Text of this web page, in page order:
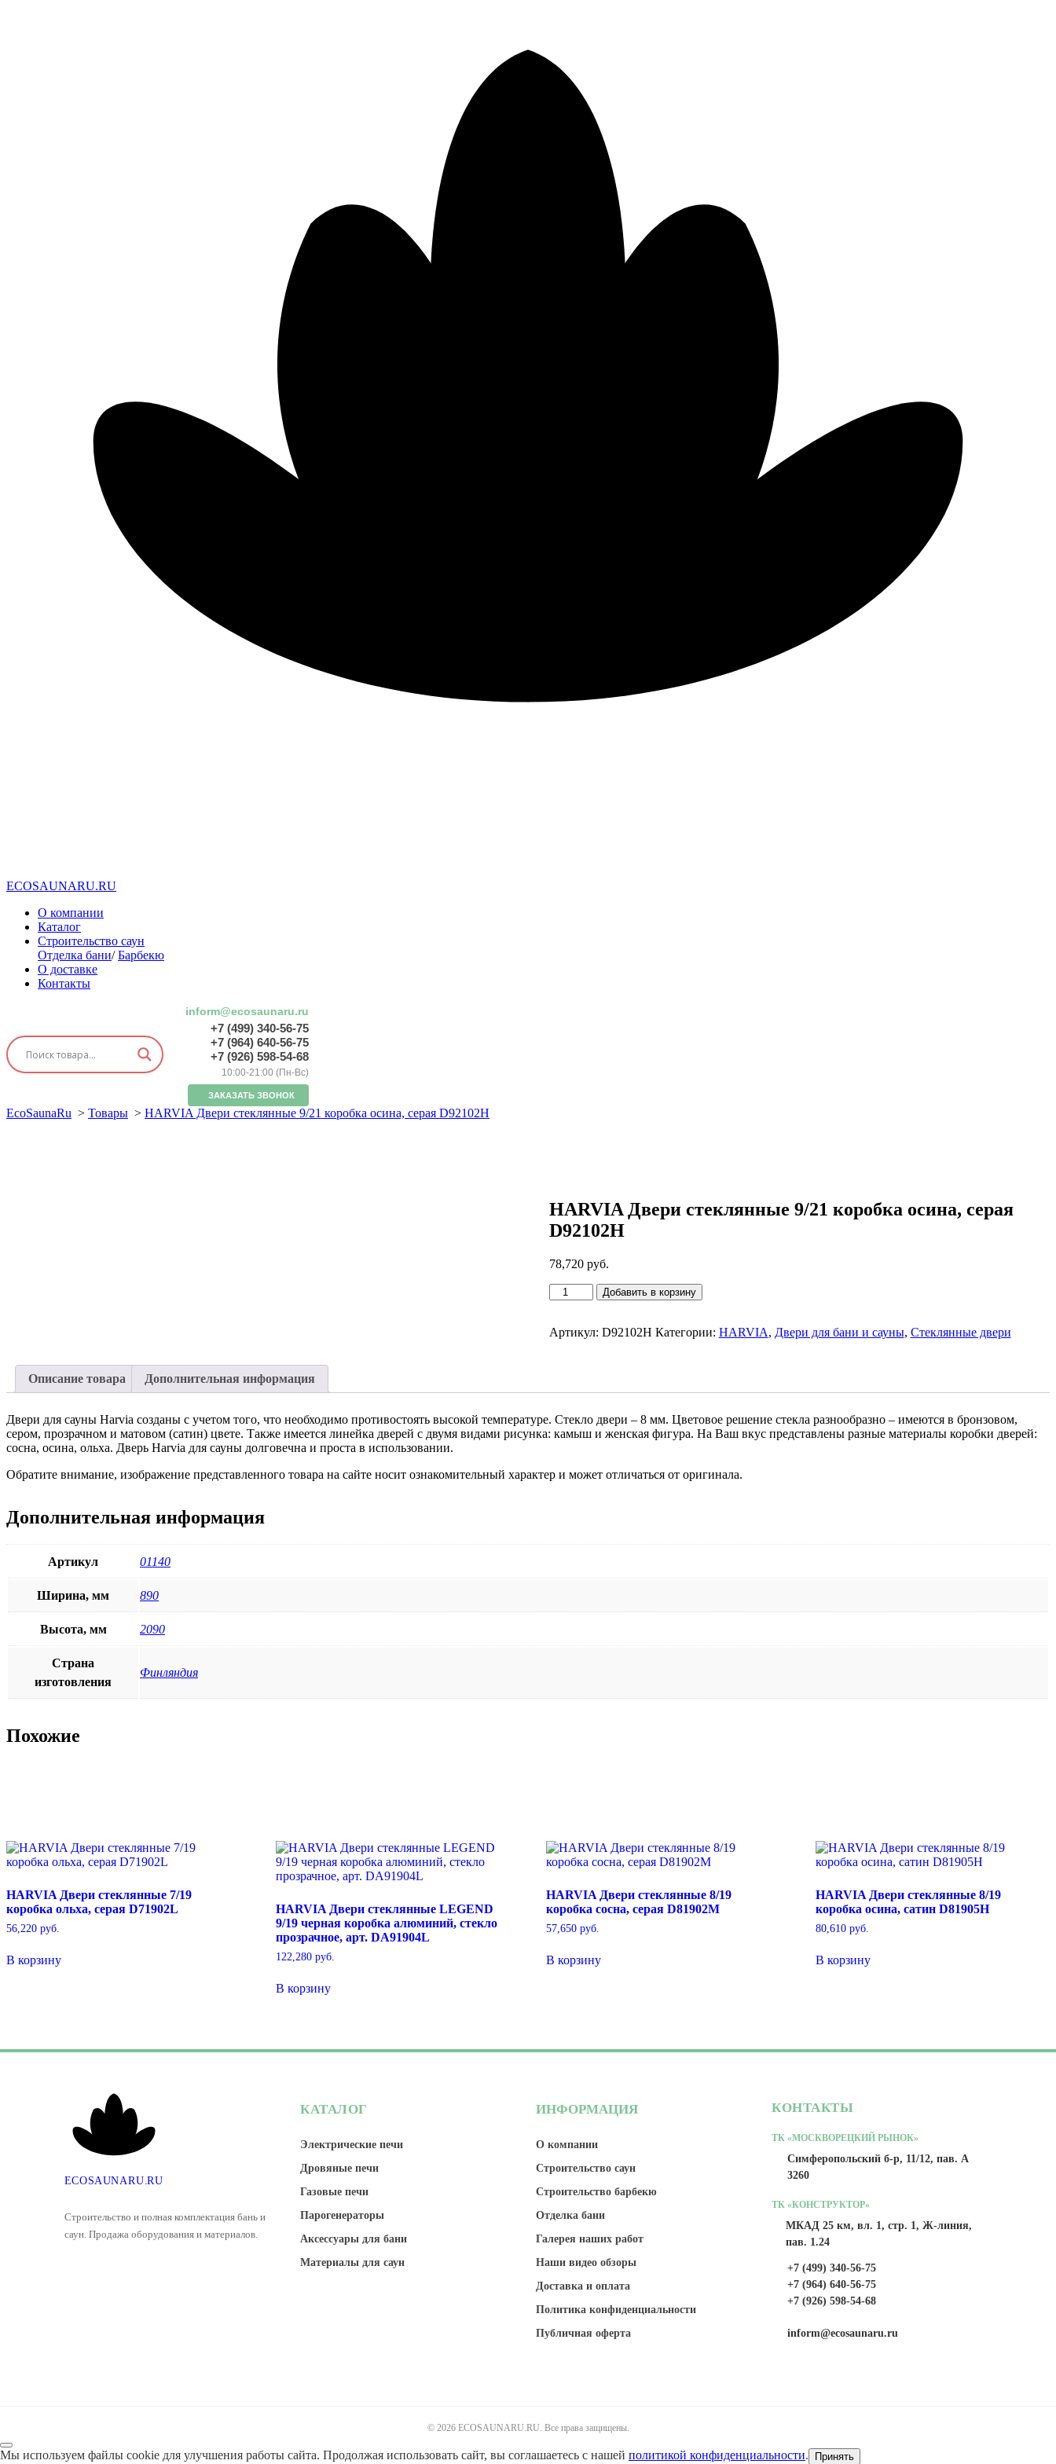
ECOSAUNARU.RU
О компании
Каталог
Строительство саун
Отделка бани/Барбекю
О доставке
Контакты
inform@ecosaunaru.ru
+7 (499) 340-56-75
+7 (964) 640-56-75
+7 (926) 598-54-68
10:00-21:00 (Пн-Вс)
ЗАКАЗАТЬ ЗВОНОК
EcoSaunaRu > Товары > HARVIA Двери стеклянные 9/21 коробка осина, серая D92102H
HARVIA Двери стеклянные 9/21 коробка осина, серая
D92102H
78,720руб.
Количество
товара
Двери
D92102H
Добавить в корзину
Артикул: D92102H Категории: HARVIA, Двери для бани и сауны, Стеклянные двери
Описание товара Дополнительная информация
Двери для сауны Harvia созданы с учетом того, что необходимо противостоять высокой температуре. Стекло двери – 8 мм. Цветовое решение стекла разнообразно – имеются в бронзовом,
сером, прозрачном и матовом (сатин) цвете. Также имеется линейка дверей с двумя видами рисунка: камыш и женская фигура. На Ваш вкус представлены разные материалы коробки дверей:
сосна, осина, ольха. Дверь Harvia для сауны долговечна и проста в использовании.
Обратите внимание, изображение представленного товара на сайте носит ознакомительный характер и может отличаться от оригинала.
Дополнительная информация
Артикул 01140
Ширина, мм 890
Высота, мм 2090
Страна
изготовления
Финляндия
Похожие
HARVIA Двери стеклянные 7/19
коробка ольха, серая D71902L
56,220 руб.
В корзину
HARVIA Двери стеклянные LEGEND
9/19 черная коробка алюминий, стекло
прозрачное, арт. DA91904L
122,280 руб.
В корзину
HARVIA Двери стеклянные 8/19
коробка сосна, серая D81902M
57,650руб.
В корзину
HARVIA Двери стеклянные 8/19
коробка осина, сатин D81905H
80,610руб.
В корзину
ECOSAUNARU .RU
Строительство и полная комплектация бань и
саун. Продажа оборудования и материалов.
КАТАЛОГ
Электрические печи
Дровяные печи
Газовые печи
Парогенераторы
Аксессуары для бани
Материалы для саун
ИНФОРМАЦИЯ
О компании
Строительство саун
Строительство барбекю
Отделка бани
Галерея наших работ
Наши видео обзоры
Доставка и оплата
Политика конфиденциальности
Публичная оферта
КОНТАКТЫ
ТК «МОСКВОРЕЦКИЙ РЫНОК»
Симферопольский б-р, 11/12, пав. А
3260
ТК «КОНСТРУКТОР»
МКАД 25 км, вл. 1, стр. 1, Ж-линия,
пав. 1.24
+7 (499) 340-56-75
+7 (964) 640-56-75
+7 (926) 598-54-68
inform@ecosaunaru.ru
© 2026 ECOSAUNARU.RU. Все права защищены.
Мы используем файлы cookie для улучшения работы сайта. Продолжая использовать сайт, вы соглашаетесь с нашей политикой конфиденциальности. Принять